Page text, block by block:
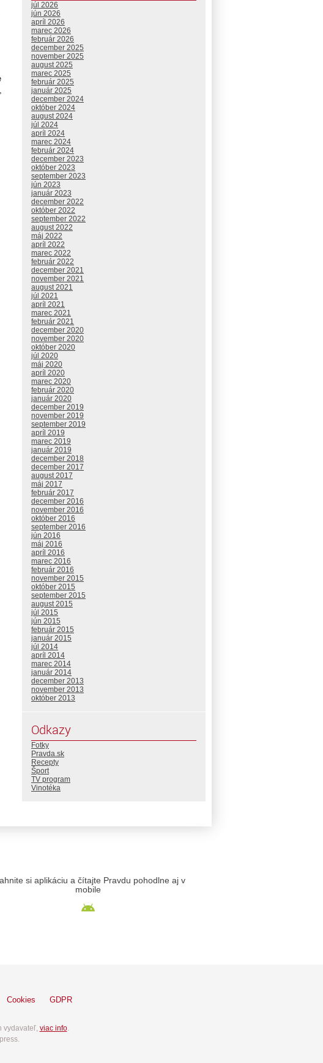
júl 2026
jún 2026
apríl 2026
marec 2026
február 2026
december 2025
november 2025
august 2025
marec 2025
február 2025
január 2025
december 2024
október 2024
august 2024
júl 2024
apríl 2024
marec 2024
február 2024
december 2023
október 2023
september 2023
jún 2023
január 2023
december 2022
október 2022
september 2022
august 2022
máj 2022
apríl 2022
marec 2022
február 2022
december 2021
november 2021
august 2021
júl 2021
apríl 2021
marec 2021
február 2021
december 2020
november 2020
október 2020
júl 2020
máj 2020
apríl 2020
marec 2020
február 2020
január 2020
december 2019
november 2019
september 2019
apríl 2019
marec 2019
január 2019
december 2018
december 2017
august 2017
máj 2017
február 2017
december 2016
november 2016
október 2016
september 2016
jún 2016
máj 2016
apríl 2016
marec 2016
február 2016
november 2015
október 2015
september 2015
august 2015
júl 2015
jún 2015
február 2015
január 2015
júl 2014
apríl 2014
marec 2014
január 2014
december 2013
november 2013
október 2013
Odkazy
Fotky
Pravda.sk
Recepty
Šport
TV program
Vinotéka
si aplikáciu a čítajte Pravdu pohodlne aj v
mobile
Cookies GDPR
vydavateľ, viac info.